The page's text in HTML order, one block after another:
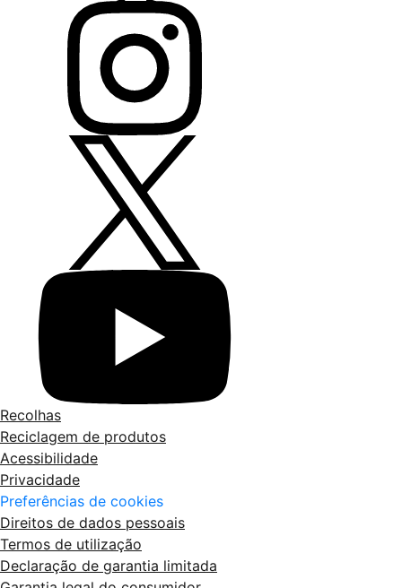
Recolhas
Reciclagem de produtos
Acessibilidade
Privacidade
Preferências de cookies
Direitos de dados pessoais
Termos de utilização
Declaração de garantia limitada